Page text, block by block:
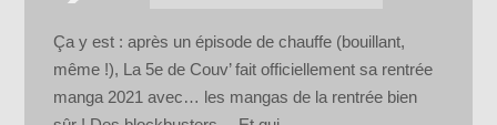
Ça y est : après un épisode de chauffe (bouillant,
même !), La 5e de Couv’ fait officiellement sa rentrée
manga 2021 avec… les mangas de la rentrée bien